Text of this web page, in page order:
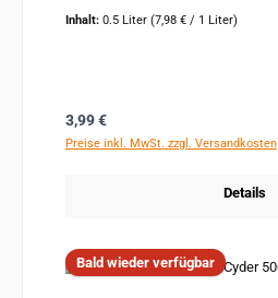
Inhalt: 0.5 Liter (7,98 € / 1 Liter)
Regulärer Preis:
3,99 €
Preise inkl. MwSt. zzgl. Versandkosten
Details
Bald wieder verfügbar